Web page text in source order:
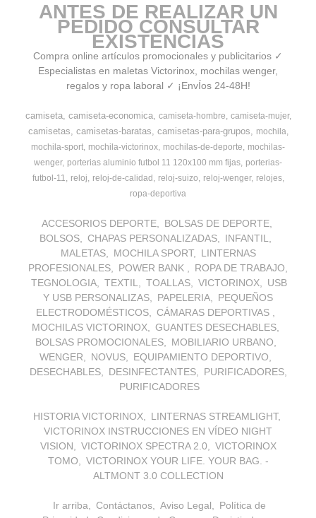
ANTES DE REALIZAR UN
PEDIDO CONSULTAR
EXISTENCIAS
Compra online artículos promocionales y publicitarios ✓
Especialistas en maletas Victorinox, mochilas wenger,
regalos y ropa laboral ✓ ¡EnvÍos 24-48H!
camiseta camiseta-economica camiseta-hombre camiseta-mujer
camisetas camisetas-baratas camisetas-para-grupos
mochila
mochila-sport mochila-victorinox mochilas-de-deporte
mochilas-
wenger porterias aluminio futbol 11 120x100 mm fijas porterias-
futbol-11
reloj reloj-de-calidad reloj-suizo reloj-wenger
relojes
ropa-deportiva
ACCESORIOS DEPORTE
BOLSAS DE DEPORTE
BOLSOS
CHAPAS PERSONALIZADAS
INFANTIL
MALETAS
MOCHILA SPORT
LINTERNAS
PROFESIONALES
POWER BANK
ROPA DE TRABAJO
TEGNOLOGIA
TEXTIL TOALLAS VICTORINOX
USB
Y USB PERSONALIZAS
PAPELERIA
PEQUEÑOS
ELECTRODOMÉSTICOS
CÁMARAS DEPORTIVAS
MOCHILAS VICTORINOX
GUANTES DESECHABLES
BOLSAS PROMOCIONALES
MOBILIARIO URBANO
WENGER
NOVUS
EQUIPAMIENTO DEPORTIVO
DESECHABLES
DESINFECTANTES
PURIFICADORES
PURIFICADORES
HISTORIA VICTORINOX
LINTERNAS STREAMLIGHT
VICTORINOX INSTRUCCIONES EN VÍDEO NIGHT
VISION
VICTORINOX SPECTRA 2.0
VICTORINOX
TOMO
VICTORINOX YOUR LIFE. YOUR BAG. -
ALTMONT 3.0 COLLECTION
Ir arriba Contáctanos Aviso Legal
Política de